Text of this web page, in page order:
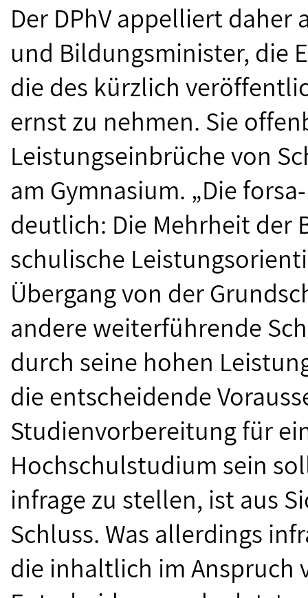
Der DPhV appelliert
und Bildungsminister, die
die des kürzlich
ernst zu nehmen. Sie
Leistungseinbrüche von
am Gymnasium. „Die
deutlich: Die Mehrheit der
schulische
Übergang von der
andere weiterführende
durch seine hohen
die entscheidende
Studienvorbereitung für
Hochschulstudium sein
infrage zu stellen, ist aus
Schluss. Was allerdings
die inhaltlich im